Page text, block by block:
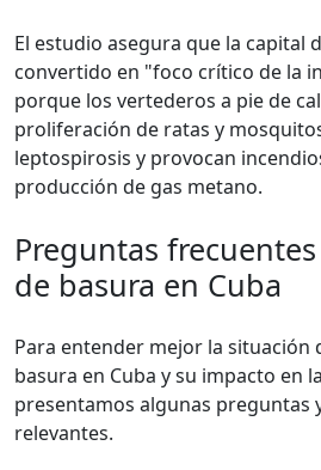
El estudio asegura que la capital
convertido en "foco crítico de la
porque los vertederos a pie de
proliferación de ratas y
leptospirosis y provocan
producción de gas metano.
Preguntas
de basura en Cuba
Para entender mejor la situación
basura en Cuba y su impacto en
presentamos algunas preguntas
relevantes.